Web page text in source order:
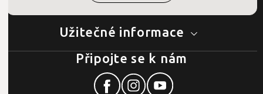
Užitečné informace
Připojte se k nám